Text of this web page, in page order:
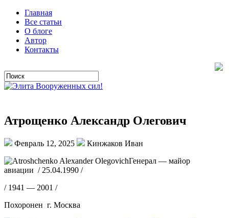
Главная
Все статьи
О блоге
Автор
Контакты
Атрощенко Александр Олегович
Февраль 12, 2025
Кинжаков Иван
Генерал — майор
авиации / 25.04.1990 /
/ 1941 — 2001 /
Похоронен г. Москва